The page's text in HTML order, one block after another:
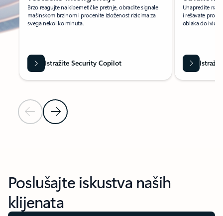
Prethodni slajd
Sledeći slajd
Brzo reagujte na kibernetičke pretnje, obradite signale
mašinskom brzinom i procenite izloženost rizicima za
svega nekoliko minuta.
Istražite Security Copilot
Unapredite
i rešavate
oblaka do ivice.
Poslušajte iskustva naših
klijenata